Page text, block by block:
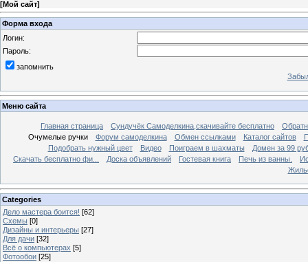
[Мой сайт]
Форма входа
Логин:
Пароль:
запомнить
Меню сайта
Главная страница Сундучёк Самоделкина,скачивайте бесплатно
Очумелые ручки
Форум самоделкина Обмен ссылками Каталог сайтов
Подобрать нужный цвет
Видео Поиграем в шахматы
Домен за 99
Скачать бесплатно фи...
Доска объявлений Гостевая книга Печь из ванны.
Categories
Дело мастера боится! [62]
Схемы [0]
Дизайны и интерьеры [27]
Для дачи [32]
Всё о компьютерах [5]
Фотообои [25]